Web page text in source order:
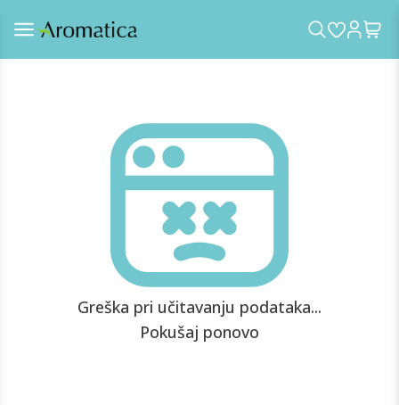
Greška pri učitavanju podataka...
Pokušaj ponovo